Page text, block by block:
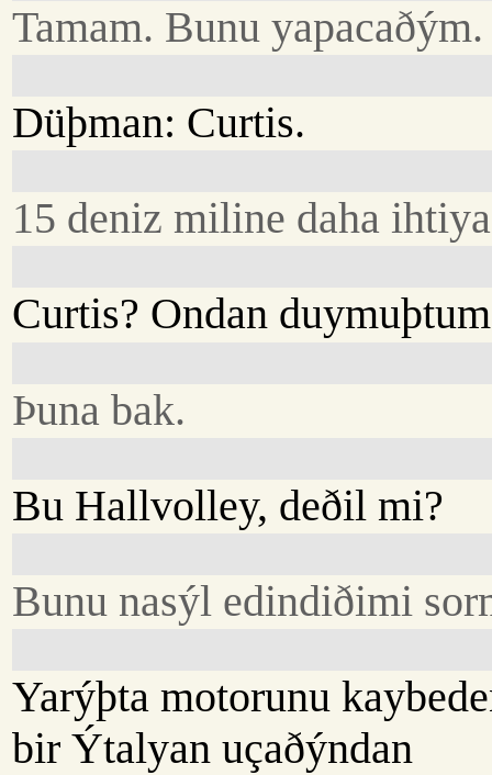
Tamam. Bunu yapacaðým.
Düþman: Curtis.
15 deniz miline daha
Curtis? Ondan
Þuna bak.
Bu Hallvolley, deðil mi?
Bunu nasýl edindiðimi
Yarýþta motorunu
bir Ýtalyan uçaðýndan